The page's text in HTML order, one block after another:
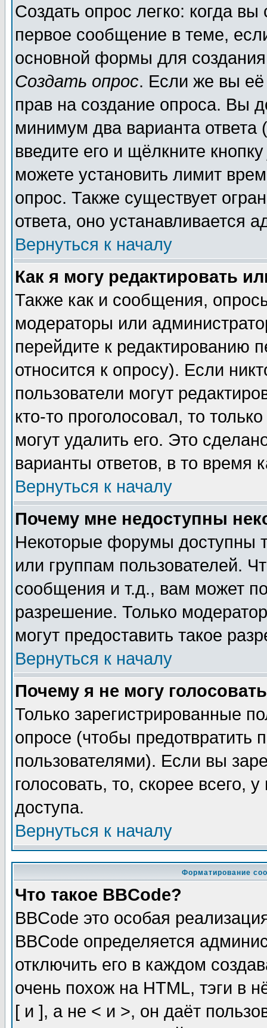
Создать опрос легко: когда
первое сообщение в теме,
основной формы для
Создать опрос. Если же вы её
прав на создание опроса. Вы
минимум два варианта ответа
введите его и щёлкните
можете установить лимит
опрос. Также существует
ответа, оно устанавливается
Вернуться к началу
Как я могу редактировать
Также как и сообщения,
модераторы или
перейдите к редактированию
относится к опросу). Если
пользователи могут
кто-то проголосовал, то
могут удалить его. Это
варианты ответов, в то время
Вернуться к началу
Почему мне недоступны
Некоторые форумы доступны
или группам пользователей.
сообщения и т.д., вам может
разрешение. Только
могут предоставить такое
Вернуться к началу
Почему я не могу
Только зарегистрированные
опросе (чтобы предотвратить
пользователями). Если вы
голосовать, то, скорее всего,
доступа.
Вернуться к началу
Форматирование
Что такое BBCode?
BBCode это особая
BBCode определяется
отключить его в каждом
очень похож на HTML, тэги в
[ и ], а не < и >, он даёт